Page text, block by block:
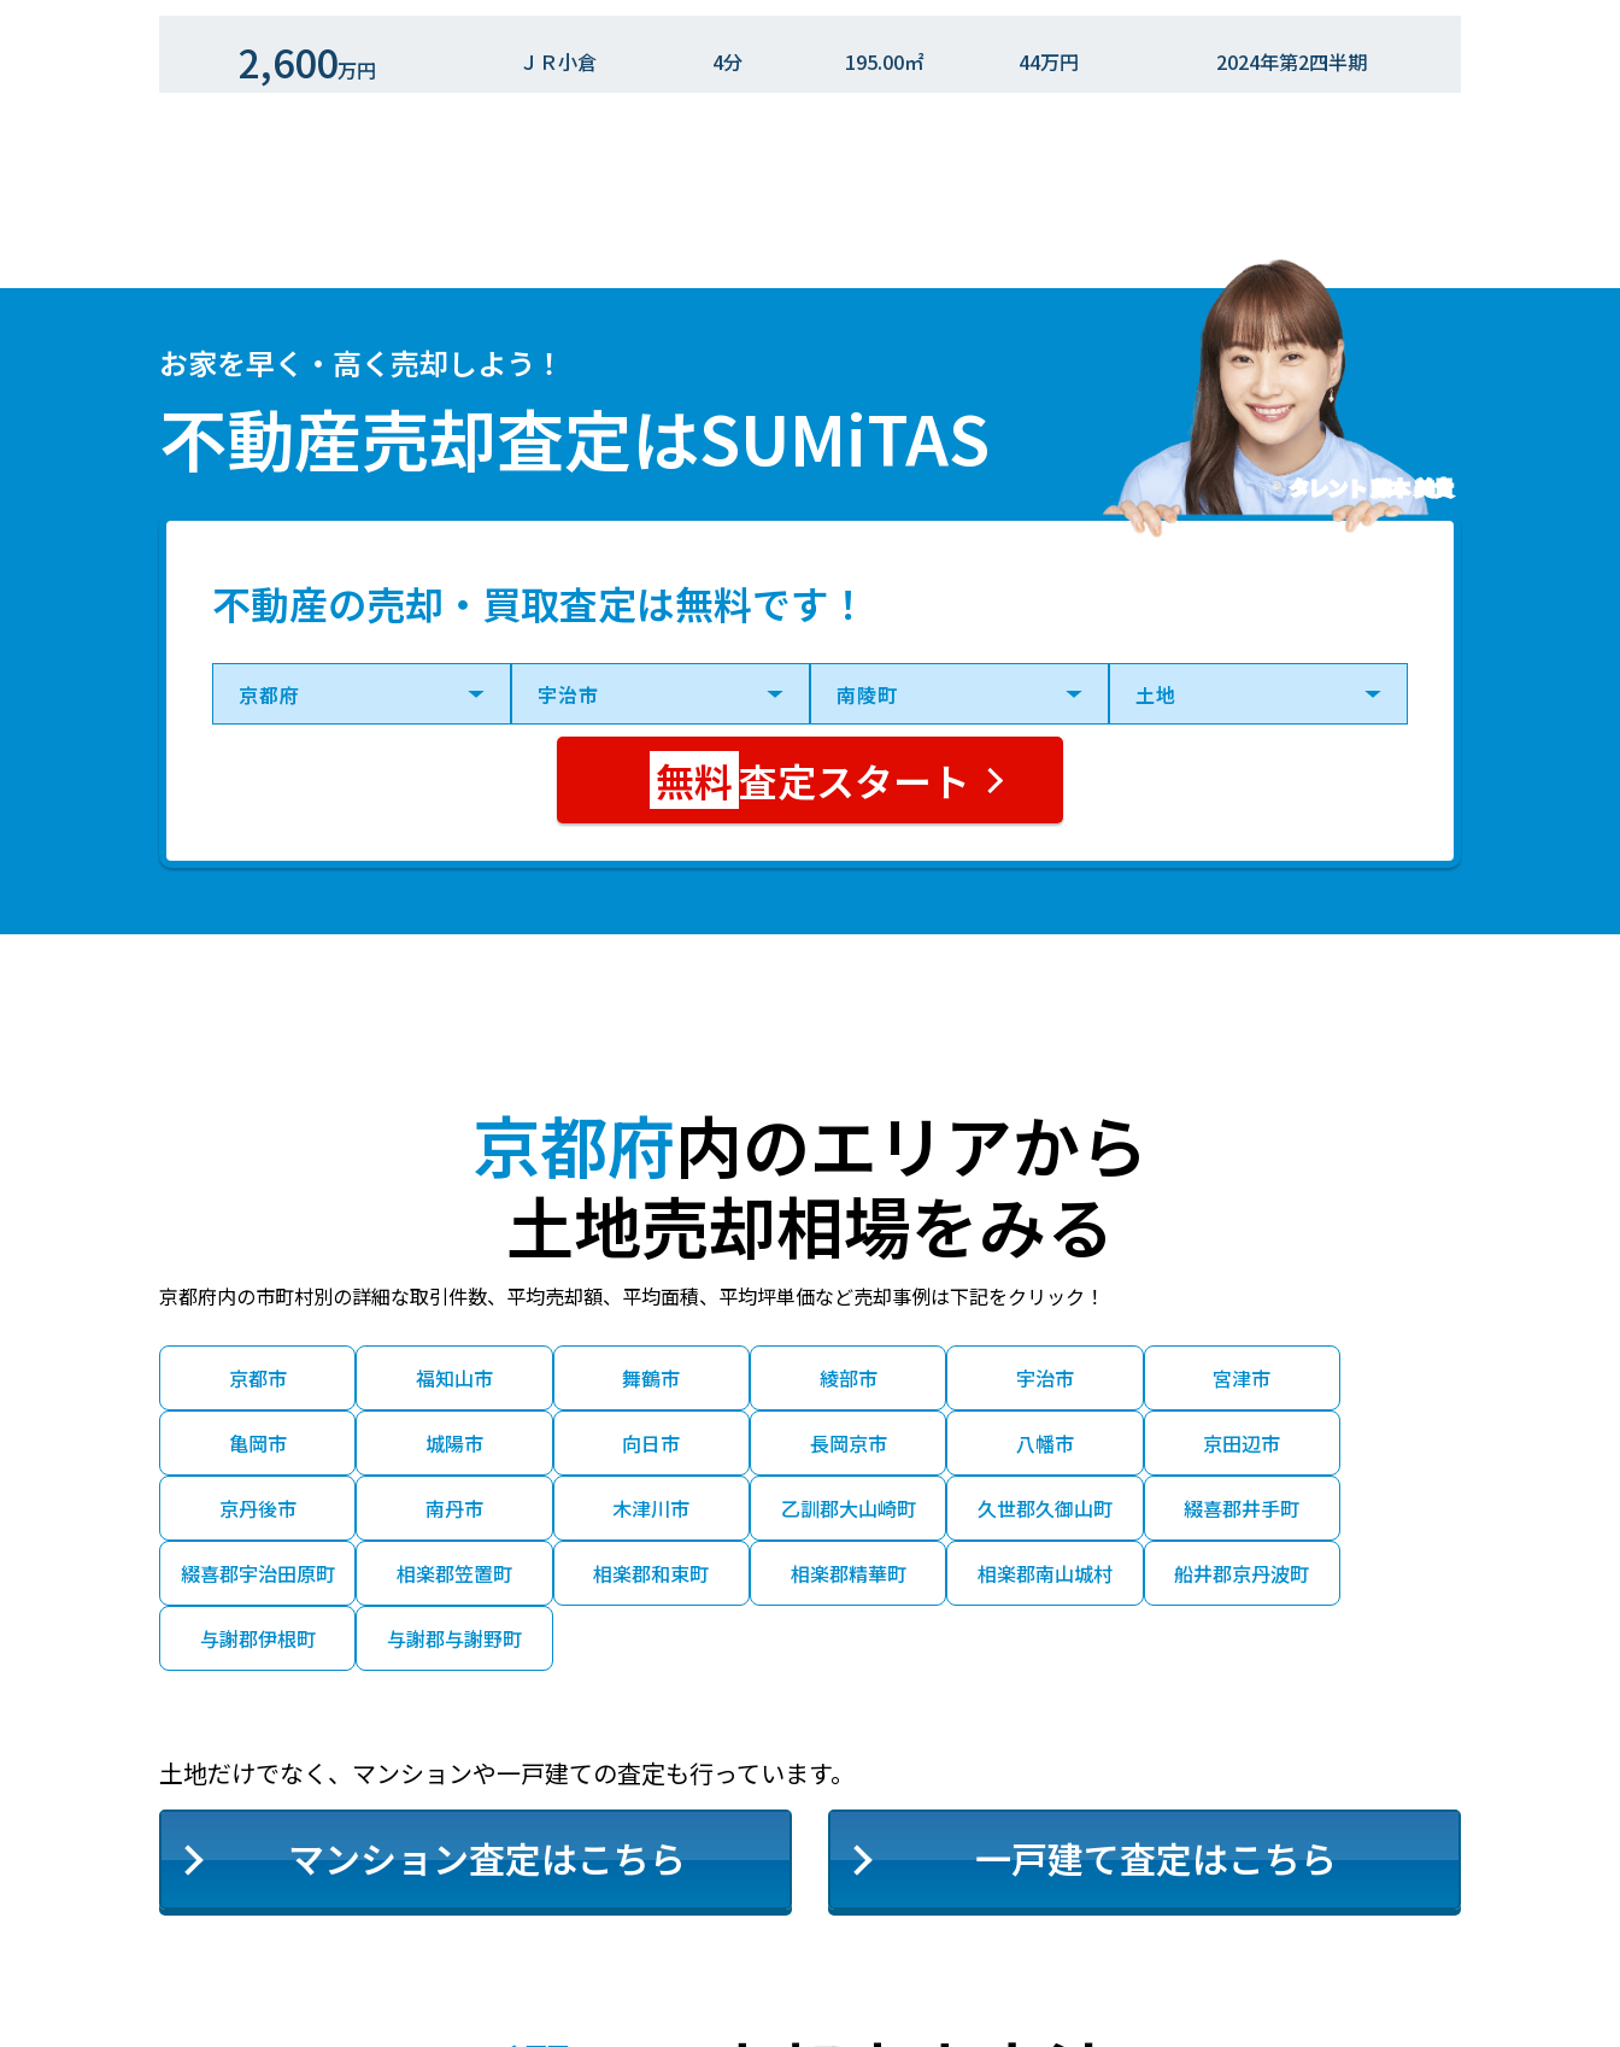
2,600万円 ＪＲ小倉 4分 195.00㎡ 44万円 2024年第2四半期
3,300 万円 2023年第3四半期
2,700万円 ＪＲ小倉 4分 185.00㎡ 2023年第１四半期
3,000万円 ＪＲ小倉 -分 160.00㎡ 61万円 2022年第４四半期
2,900万円 ＪＲ小倉 2分 140.00㎡
2,800 宇治(ＪＲ) 190.00㎡ 49万円 2022年第１四半期
4分 170.00㎡
2,500
ＪＲ小倉 9分 210.00㎡ 55万円
ＪＲ小倉 4分 170.00㎡ 39万円
2,800万円 伊勢田 13分 160.00㎡ 57万円 2020年第３四半期
お家を早く・高く売却しよう！
不動産売却査定はSUMiTAS
不動産の売却・買取査定は無料です！
タレント 藤本 美貴
査定スタート
京都府内のエリアから
土地売却相場をみる
京都府内の市町村別の詳細な取引件数、平均売却額、平均面積、平均坪単価など売却事例は下記をクリック！
京都市 福知山市 舞鶴市 綾部市 宇治市 宮津市
亀岡市 城陽市 向日市 長岡京市 八幡市 京田辺市
京丹後市 南丹市 木津川市 乙訓郡大山崎町 久世郡久御山町 綴喜郡井手町
綴喜郡宇治田原町 相楽郡笠置町 相楽郡和束町 相楽郡精華町 相楽郡南山城村 船井郡京丹波町
与謝郡伊根町 与謝郡与謝野町
土地だけでなく、マンションや一戸建ての査定も行っています。
マンション査定はこちら 一戸建て査定はこちら